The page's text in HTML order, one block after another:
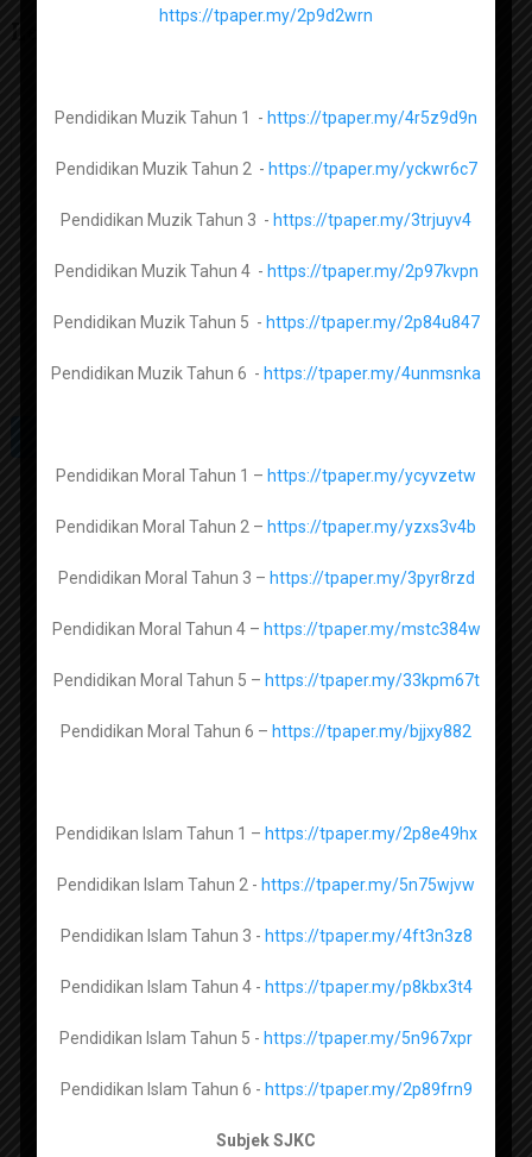
Leave a Reply
Pendidikan
RPH PRASEKOLAH 2026
RPH PPKI RENDAH MENENGAH 2026
2026
Bahan Lengkap Fail Panitia Mengikut Senarai
Penetapan Keberhasilan PBPPP 2021
Panduan dan Contoh Evidens Lengkap
Kimia Tingkatan 4 - https://tpaper.my/2p9hxt3r
https://tpaper.my/yc2vpktf
https://tpaper.my/25ybspez
https://tpaper.my/2p9hhzj8
https://tpaper.my/4cnxdzch
https://tpaper.my/3rcave6u
https://tpaper.my/4juu83se
Al Syariah Tingkatan 3 -
https://tpaper.my/4m37per6
https://tpaper.my/2rmyv4f9
Lughah Arabiah Muasirah Tingkatan 1 –
https://tpaper.my/y43a94wd
Maharat Al Quran Tingkatan 1 -
https://tpaper.my/yckrd39x
https://tpaper.my/2p9d2wrn
Pendidikan Muzik Tahun 1 - https://tpaper.my/4r5z9d9n
Pendidikan Muzik Tahun 2 - https://tpaper.my/yckwr6c7
Pendidikan Muzik Tahun 3 - https://tpaper.my/3trjuyv4
Pendidikan Muzik Tahun 4 - https://tpaper.my/2p97kvpn
Pendidikan Muzik Tahun 5 - https://tpaper.my/2p84u847
Pendidikan Muzik Tahun 6 - https://tpaper.my/4unmsnka
Pendidikan Moral Tahun 1 – https://tpaper.my/ycyvzetw
Pendidikan Moral Tahun 2 – https://tpaper.my/yzxs3v4b
Pendidikan Moral Tahun 3 – https://tpaper.my/3pyr8rzd
Pendidikan Moral Tahun 4 – https://tpaper.my/mstc384w
Pendidikan Moral Tahun 5 – https://tpaper.my/33kpm67t
Pendidikan Moral Tahun 6 – https://tpaper.my/bjjxy882
Pendidikan Islam Tahun 1 – https://tpaper.my/2p8e49hx
Pendidikan Islam Tahun 2 - https://tpaper.my/5n75wjvw
Pendidikan Islam Tahun 3 - https://tpaper.my/4ft3n3z8
Pendidikan Islam Tahun 4 - https://tpaper.my/p8kbx3t4
Pendidikan Islam Tahun 5 - https://tpaper.my/5n967xpr
Pendidikan Islam Tahun 6 - https://tpaper.my/2p89frn9
Subjek SJKC